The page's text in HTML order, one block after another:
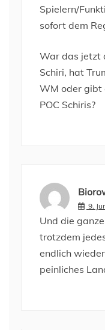
Spielern/
sofort dem
War das jetzt
Schiri, hat
WM oder gibt
POC Schiris?
9.
Und die
trotzdem
endlich
peinliches